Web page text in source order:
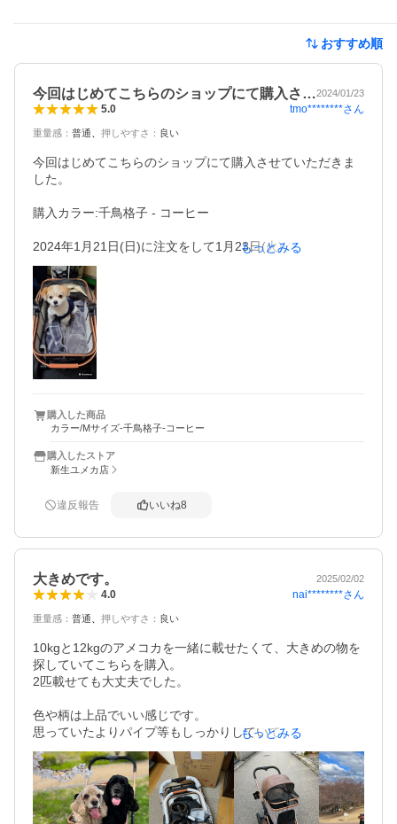
おすすめ順
今回はじめてこちらのショップにて購入さ…2024/01/23
5.0 tmo********さん
重量感 ： 普通 押しやすさ ： 良い
今回はじめてこちらのショップにて購入させていただきま
した。
購入カラー:千鳥格子 - コーヒー
2024年1月21日(日)に注文をして1月23日(火)に商品が届き
ました。
迅速な対応でとてもよかったです。
以前から、「 ドックカートいいなぁ〜！欲しいなぁ〜！ 」
と思っていたので、ドックカートとしても使えるし、取り
外せばキャリーバックとしても使えるしと思って思い切っ
て購入！！！
約4kgぐらいですが、おすわりした時バスケットの4分の1
～半分くらいの使用面積です。
バスケット自体は広いのでわんちゃんがくつろげるスペー
1～2kgぐらいのわんちゃんにはかなり大きいです。
そのため中型犬や多頭飼いの方にオススメです。
私(149cm)で胸のあたりぐらいの高さに持ち手部分がくる
カート自体少し畳みにくく、軽自動車に詰んだ時、結構場
所を取られます。
体重:3.8kg
もっとみる
購入した商品
カラー/Mサイズ-千鳥格子-コーヒー
購入したストア
新生ユメカ店
違反報告 いいね8
大きめです。 2025/02/02
4.0 nai********さん
重量感 ： 普通 押しやすさ ： 良い
10kgと12kgのアメコカを一緒に載せたくて、大きめの物を
探していてこちらを購入。
2匹載せても大丈夫でした。
色や柄は上品でいい感じです。
思っていたよりパイプ等もしっかりしていて、大きく感じ
ました。
持ち運びは重いとは感じませんでしたが、大きいのでそれ
なりの重さです。
車輪が大きめで太めなので、安定していて 少し荒れた道で
も大丈夫だったので良かったです。
もっとみる